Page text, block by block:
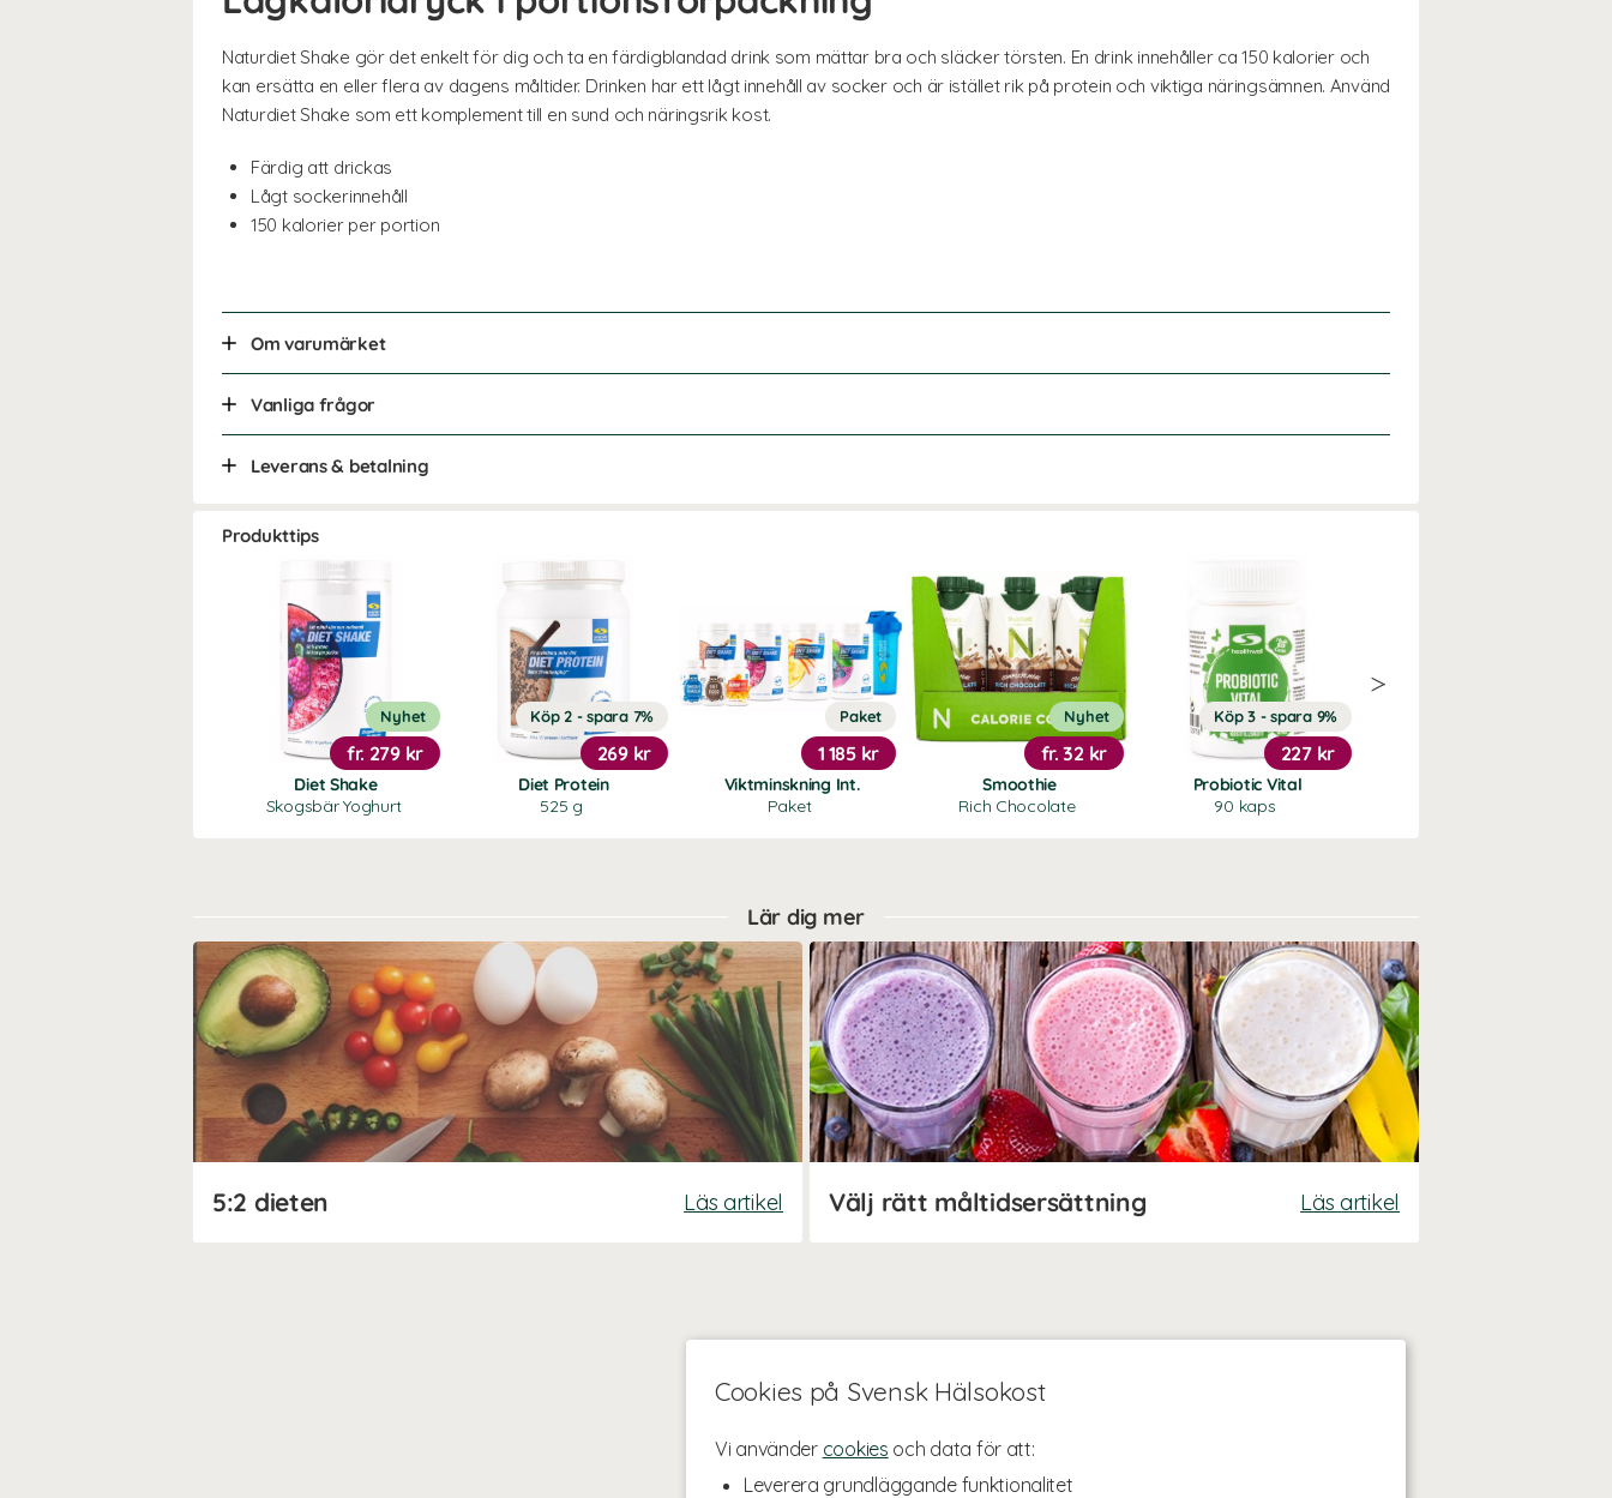
Cookies på Svensk Hälsokost
Vi använder cookies och data för att:
Leverera grundläggande funktionalitet
Naturdiet Shake gör det enkelt för dig och ta en färdigblandad drink som mättar bra och släcker törsten. En drink innehåller ca 150 kalorier och
kan ersätta en eller flera av dagens måltider. Drinken har ett lågt innehåll av socker och är istället rik på protein och viktiga näringsämnen. Använd
Naturdiet Shake som ett komplement till en sund och näringsrik kost.
Färdig att drickas
Lågt sockerinnehåll
150 kalorier per portion
Om varumärket
Vanliga frågor
Leverans & betalning
Produkttips
Diet Shake
Skogsbär Yoghurt
Nyhet
fr. 279 kr
Diet Protein
525 g
Köp 2 - spara 7%
269 kr
Viktminskning Int.
Paket
Paket
1 185 kr
Smoothie
Rich Chocolate
Nyhet
fr.32 kr
Probiotic Vital
90 kaps
Köp 3 - spara 9%
227 kr
Lär dig mer
5:2 dieten Läs artikel Välj rätt måltidsersättning Läs artikel